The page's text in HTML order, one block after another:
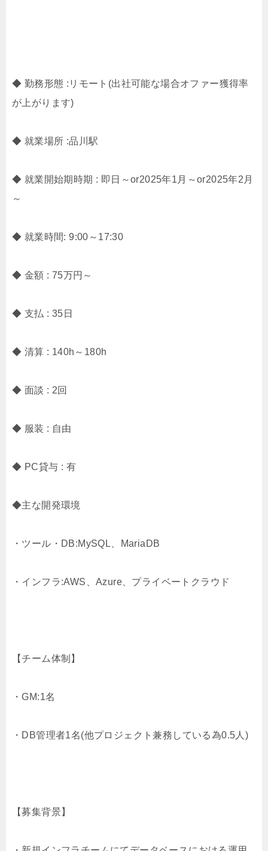
◆ 勤務形態 :リモート(出社可能な場合オファー獲得率
が上がります)
◆ 就業場所 :品川駅
◆ 就業開始期時期 : 即日～or2025年1月～or2025年2月
～
◆ 就業時間: 9:00～17:30
◆ 金額 : 75万円～
◆ 支払 : 35日
◆ 清算 : 140h～180h
◆ 面談 : 2回
◆ 服装 : 自由
◆ PC貸与 : 有
◆主な開発環境
・ツール・DB:MySQL、MariaDB
・インフラ:AWS、Azure、プライベートクラウド
【チーム体制】
・GM:1名
・DB管理者1名(他プロジェクト兼務している為0.5人)
【募集背景】